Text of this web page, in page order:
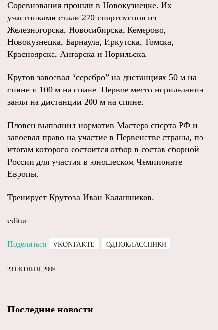
Соревнования прошли в Новокузнецке. Их
участниками стали 270 спортсменов из
Железногорска, Новосибирска, Кемерово,
Новокузнецка, Барнаула, Иркутска, Томска,
Красноярска, Ангарска и Норильска.
Крутов завоевал “серебро” на дистанциях 50 м на
спине и 100 м на спине. Первое место норильчанин
занял на дистанции 200 м на спине.
Пловец выполнил норматив Мастера спорта РФ и
завоевал право на участие в Первенстве страны, по
итогам которого состоится отбор в состав сборной
России для участия в юношеском Чемпионате
Европы.
Тренирует Крутова Иван Калашников.
editor
Поделиться VKONTAKTE ОДНОКЛАССНИКИ
23 ОКТЯБРЯ, 2009
Последние новости